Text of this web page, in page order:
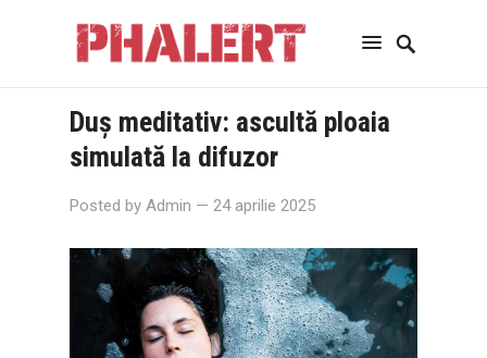
Duș meditativ: ascultă ploaia
simulată la difuzor
Posted by Admin — 24 aprilie 2025